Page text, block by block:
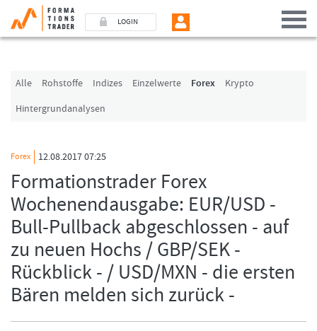
LOGIN
Alle Rohstoffe Indizes Einzelwerte Forex
Krypto
Hintergrundanalysen
Forex 12.08.2017 07:25
Formationstrader Forex
Wochenendausgabe: EUR/USD -
Bull-Pullback abgeschlossen - auf
zu neuen Hochs / GBP/SEK -
Rückblick - / USD/MXN - die ersten
Bären melden sich zurück -
Benutzer (E-Mail-Adresse in Kleinschrift)
Angemeldet bleiben
LOGIN
Passwort vergessen
Ich bin neu, und jetzt?
Das Formationstrader Programm bietet unterschiedliche User-Pakete. Bitte
klicken Sie unten auf „Formationstrader werden“, und finden Sie auf
unserem Online-Shop das passende Angebot.